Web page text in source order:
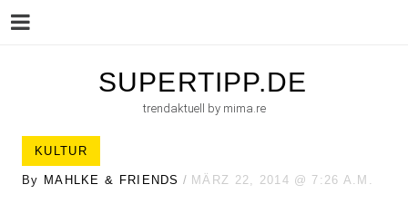
SUPERTIPP.DE
trendaktuell by mima.re
KULTUR
By MAHLKE & FRIENDS MÄRZ 22, 2014 7:26 A.M.
Menu